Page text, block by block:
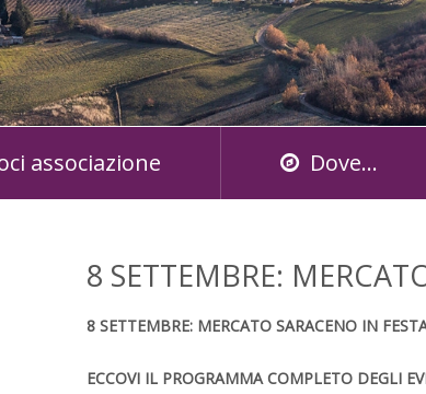
associazione Dove...
8 SETTEMBRE:
8 SETTEMBRE: MERCATO SARACENO IN
ECCOVI IL PROGRAMMA COMPLETO DEGLI